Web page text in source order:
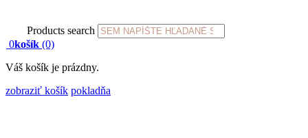
Products search
0košík (0)
Váš košík je prázdny.
zobraziť košík pokladňa